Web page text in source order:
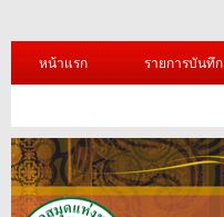
หน้าแรก รายการบันทึก